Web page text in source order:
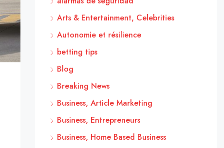
Arts & Entertainment, Celebrities
Autonomie et résilience
betting tips
Blog
Breaking News
Business, Article Marketing
Business, Entrepreneurs
Business, Home Based Business